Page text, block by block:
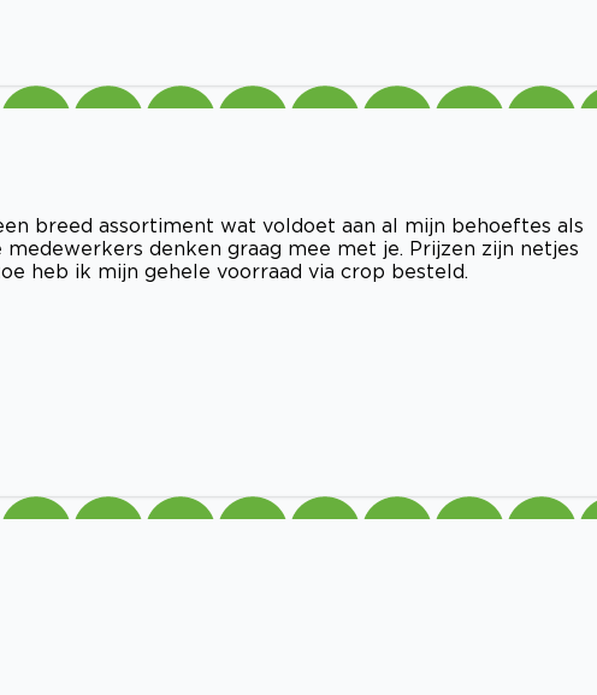
breed assortiment wat voldoet aan al mijn behoeftes als
denken graag mee met je. Prijzen zijn netjes
heb ik mijn gehele voorraad via crop besteld.